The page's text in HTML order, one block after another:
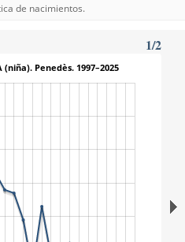
de nacimientos.